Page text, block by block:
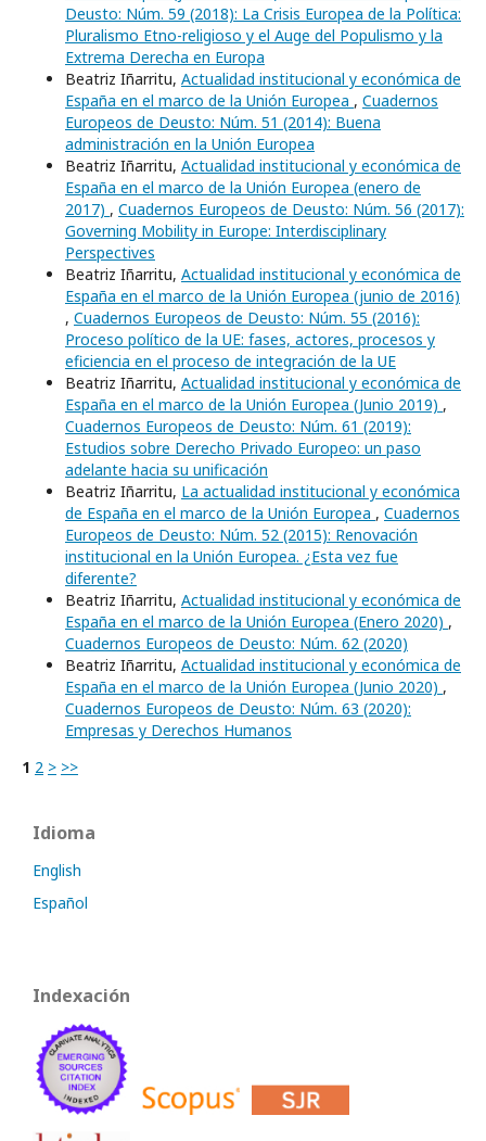
Deusto: Núm. 59 (2018): La Crisis Europea de la Política:
Pluralismo Etno-religioso y el Auge del Populismo y la
Extrema Derecha en Europa
Beatriz Iñarritu, Actualidad institucional y económica de
España en el marco de la Unión Europea , Cuadernos
Europeos de Deusto: Núm. 51 (2014): Buena
administración en la Unión Europea
Beatriz Iñarritu, Actualidad institucional y económica de
España en el marco de la Unión Europea (enero de
2017) , Cuadernos Europeos de Deusto: Núm. 56 (2017):
Governing Mobility in Europe: Interdisciplinary
Perspectives
Beatriz Iñarritu, Actualidad institucional y económica de
España en el marco de la Unión Europea (junio de 2016)
, Cuadernos Europeos de Deusto: Núm. 55 (2016):
Proceso político de la UE: fases, actores, procesos y
eficiencia en el proceso de integración de la UE
Beatriz Iñarritu, Actualidad institucional y económica de
España en el marco de la Unión Europea (Junio 2019) ,
Cuadernos Europeos de Deusto: Núm. 61 (2019):
Estudios sobre Derecho Privado Europeo: un paso
adelante hacia su unificación
Beatriz Iñarritu, La actualidad institucional y económica
de España en el marco de la Unión Europea , Cuadernos
Europeos de Deusto: Núm. 52 (2015): Renovación
institucional en la Unión Europea. ¿Esta vez fue
diferente?
Beatriz Iñarritu, Actualidad institucional y económica de
España en el marco de la Unión Europea (Enero 2020) ,
Cuadernos Europeos de Deusto: Núm. 62 (2020)
Beatriz Iñarritu, Actualidad institucional y económica de
España en el marco de la Unión Europea (Junio 2020) ,
Cuadernos Europeos de Deusto: Núm. 63 (2020):
Empresas y Derechos Humanos
1 2 > >>
Idioma
English
Español
Indexación